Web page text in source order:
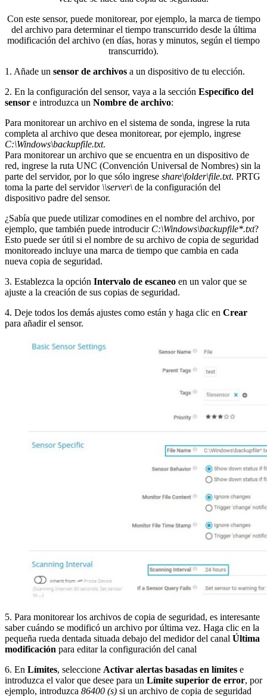
Con este sensor, puede monitorear, por ejemplo, la marca de tiempo
del archivo para determinar el tiempo transcurrido desde la última
modificación del archivo (en días, horas y minutos, según el tiempo
transcurrido).
1. Añade un sensor de archivos a un dispositivo de tu elección.
2. En la configuración del sensor, vaya a la sección Específico del
sensor e introduzca un Nombre de archivo:
Para monitorear un archivo en el sistema de sonda, ingrese la ruta
completa al archivo que desea monitorear, por ejemplo, ingrese
C:\Windows\backupfile.txt.
Para monitorear un archivo que se encuentra en un dispositivo de
red, ingrese la ruta UNC (Convención Universal de Nombres) sin la
parte del servidor, por lo que sólo ingrese share\folder\file.txt. PRTG
toma la parte del servidor \\server\ de la configuración del
dispositivo padre del sensor.
¿Sabía que puede utilizar comodines en el nombre del archivo, por
ejemplo, que también puede introducir C:\Windows\backupfile*.txt?
Esto puede ser útil si el nombre de su archivo de copia de seguridad
monitoreado incluye una marca de tiempo que cambia en cada
nueva copia de seguridad.
3. Establezca la opción Intervalo de escaneo en un valor que se
ajuste a la creación de sus copias de seguridad.
4. Deje todos los demás ajustes como están y haga clic en Crear
para añadir el sensor.
5. Para monitorear los archivos de copia de seguridad, es interesante
saber cuándo se modificó un archivo por última vez. Haga clic en la
pequeña rueda dentada situada debajo del medidor del canal Última
modificación para editar la configuración del canal
6. En Límites, seleccione Activar alertas basadas en límites e
introduzca el valor que desee para un Límite superior de error, por
ejemplo, introduzca 86400 (s) si un archivo de copia de seguridad